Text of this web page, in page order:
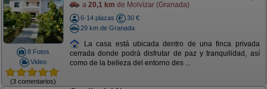
8 Fotos
Video
(3 comentarios)
a 20,1 km de Molvízar (Granada)
6-14 plazas
30 €
29 km de Granada
La casa está ubicada dentro de una finca privada
cerrada donde podrá disfrutar de paz y tranquilidad, así
como de la belleza del entorno des ...